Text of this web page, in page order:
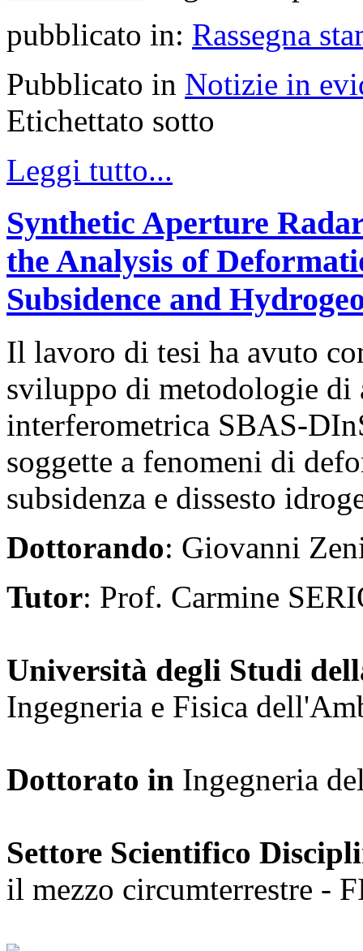
pubblicato in: Rassegna
Pubblicato in Notizie in
Etichettato sotto
Leggi tutto...
Synthetic Aperture
the Analysis of
Subsidence and
Il lavoro di tesi ha avuto
sviluppo di metodologie di
interferometrica SBAS-
soggette a fenomeni di
subsidenza e dissesto
Dottorando: Giovanni
Tutor: Prof. Carmine
Università degli Studi
Ingegneria e Fisica
Dottorato in Ingegneria
Settore Scientifico
il mezzo circumterrestre -